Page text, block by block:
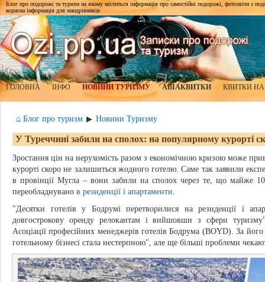
Блог про подорожі та туризм на якому міститься інформація про самостійні подорожі, фотозвіти з
корисна інформація для мандрівників
ГОЛОВНА ІНФО НОВИНИ ТУРИЗМУ АВІАКВИТКИ КВИТКИ
⌂ Блог про туризм ▶ Новини Туризму
У Туреччині забили на сполох: на популярному курорті
Зростання цін на нерухомість разом з економічною кризою може
курорті скоро не залишиться жодного готелю. Саме так заявили
в провінції Мугла – вони забили на сполох через те, що майже 10
переобладнувано в резиденції і апартаменти.
"Десятки готелів у Бодрумі перетворилися на резиденції і
довгострокову оренду релокантам і вийшовши з сфери
Асоціації професійних менеджерів готелів Бодрума (BOYD). За
готельному бізнесі стала нестерпною", але ще більші проблеми